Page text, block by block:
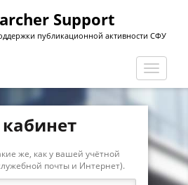
Support
публикационной активности СФУ
же, как у вашей учётной
почты и Интернет).